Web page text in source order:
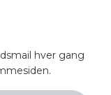
hver gang